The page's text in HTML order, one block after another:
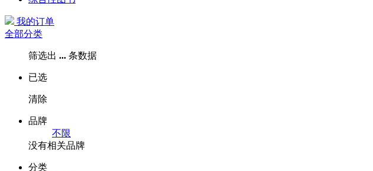
我的订单
全部分类
筛选出 ... 条数据
已选
清除
品牌
不限
没有相关品牌
分类